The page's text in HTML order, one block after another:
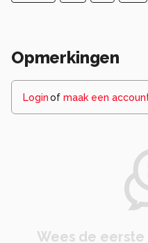
Opmerkingen
Loginof maak een
Wees de